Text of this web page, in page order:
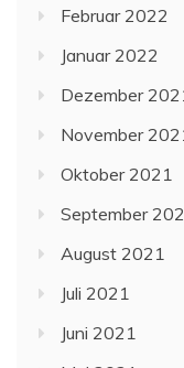
Februar 2022
Januar 2022
Dezember
November
Oktober 2021
September
August 2021
Juli 2021
Juni 2021